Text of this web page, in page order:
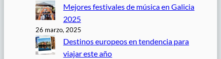
Mejores festivales de música en Galicia
2025
26 marzo, 2025
Destinos europeos en tendencia para
viajar este año